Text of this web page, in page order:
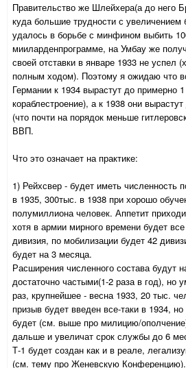
Правительство же Шлейхера(а до него
куда большие трудности с
удалось в борьбе с минфином выбить
мииларденпрограмме, на Умбау же
своей отставки в январе 1933 не успел
полным ходом). Поэтому я ожидаю что
Германии к 1934 вырастут до примерно
кораблестроение), а к 1938 они
(что почти на порядок меньше
ВВП.
Что это означает на практике:
1) Рейхсвер - будет иметь численность
в 1935, 300тыс. в 1938 при хорошо
полумиллиона человек. Аппетит
хотя в армии мирного времени будет
дивизия, по мобилизации будет 42
будет на 3 месяца.
Расширения численного состава будут
достаточно частыми(1-2 раза в год), но
раз, крупнейшее - весна 1933, 20 тыс.
призыв будет введен все-таки в 1934,
будет (см. выше про милицию/
дальше и увеличат срок службы до 6
Т-1 будет создан как и в реале,
(см. тему про Женевскую